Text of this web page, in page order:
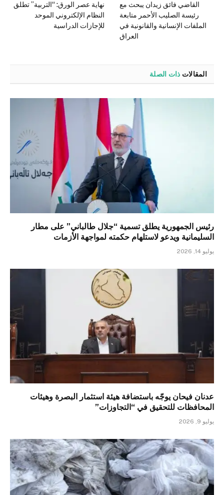
القاضي فائق زيدان يبحث مع
رئيسة الصليب الأحمر متابعة
الملفات الإنسانية والقانونية في
العراق
نهاية عصر الورق: “التربية” تطلق
النظام الإلكتروني الموحد
للإجازات الدراسية
المقالات ذات الصلة
رئيس الجمهورية يطلق تسمية “جلال طالباني” على مطار
السليمانية ويدعو لاستلهام حكمته لمواجهة الأزمات
يوليو 14, 2026
عدنان فيحان يوجّه باستضافة هيئة استثمار البصرة وهيئات
المحافظات للتحقيق في “التجاوزات”
يوليو 9, 2026